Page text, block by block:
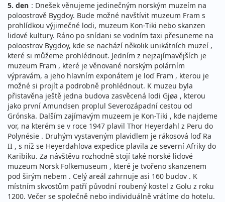
5. den : Dnešek věnujeme jedinečným norským muzeím na
poloostrově Bygdoy. Bude možné navštívit muzeum Fram s
prohlídkou výjimečné lodi, muzeum Kon-Tiki nebo skanzen
lidové kultury. Ráno po snídani se vodním taxi přesuneme na
poloostrov Bygdoy, kde se nachází několik unikátních muzeí ,
které si můžeme prohlédnout. Jedním z nejzajímavějších je
muzeum Fram , které je věnované norským polárním
výpravám, a jeho hlavním exponátem je loď Fram , kterou je
možné si projít a podrobně prohlédnout. K muzeu byla
přistavěna ještě jedna budova zasvěcená lodi Gjøa , kterou
jako první Amundsen proplul Severozápadní cestou od
Grónska. Dalším zajímavým muzeem je Kon-Tiki , kde najdeme
vor, na kterém se v roce 1947 plavil Thor Heyerdahl z Peru do
Polynésie . Druhým vystaveným plavidlem je rákosová loď Ra
II , s níž se Heyerdahlova expedice plavila ze severní Afriky do
Karibiku. Za návštěvu rozhodně stojí také norské lidové
muzeum Norsk Folkemuseum , které je tvořeno skanzenem
pod širým nebem . Celý areál zahrnuje asi 160 budov . K
místním skvostům patří původní roubený kostel z Golu z roku
1200. Večer se společně nebo individuálně vrátíme do hotelu.